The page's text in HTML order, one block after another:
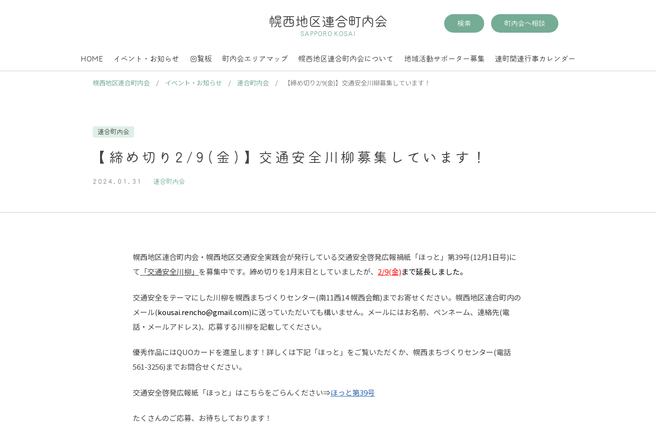
幌西地区連合町内会
SAPPORO KOSAI
検索 町内会へ相談
HOME イベント・お知らせ 回覧板 町内会エリアマップ 幌西地区連合町内会について 地域活動サポーター募集 連町関連行事カレンダー
幌西地区連合町内会 / イベント・お知らせ / 連合町内会 / 【締め切り2/9(金)】交通安全川柳募集しています！
連合町内会
【締め切り2/9(金)】交通安全川柳募集しています！
2024.01.31 連合町内会
幌西地区連合町内会・幌西地区交通安全実践会が発行している交通安全啓発広報禍紙「ほっと」第39号(12月1日号)に
て 「交通安全川柳」 を募集中です。締め切りを1月末日としていましたが、 2/9(金)まで延長しました。
交通安全をテーマにした川柳を幌西まちづくりセンター(南11西14 幌西会館)までお寄せください。幌西地区連合町内の
メール(kousai.rencho@gmail.com)に送っていただいても構いません。メールにはお名前、ペンネーム、連絡先(電
話・メールアドレス)、応募する川柳を記載してください。
優秀作品にはQUOカードを進呈します！詳しくは下記「ほっと」をご覧いただくか、幌西まちづくりセンター(電話
561-3256)までお問合せください。
交通安全啓発広報紙「ほっと」はこちらをごらんください⇒ほっと第39号
たくさんのご応募、お待ちしております！